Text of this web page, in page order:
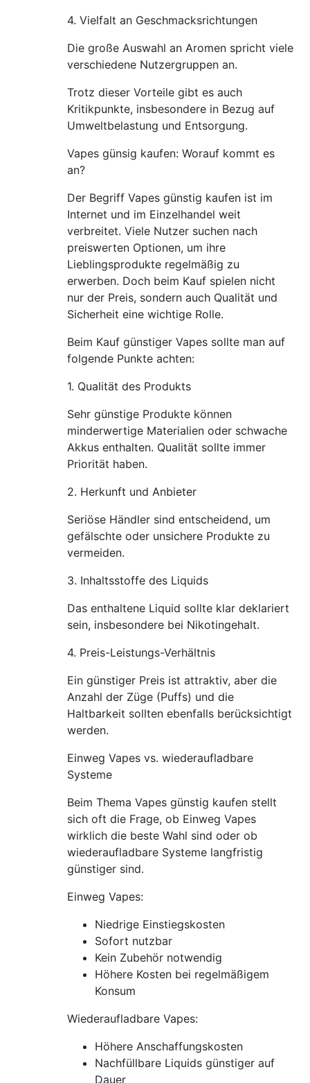
4. Vielfalt an Geschmacksrichtungen
Die große Auswahl an Aromen spricht viele
verschiedene Nutzergruppen an.
Trotz dieser Vorteile gibt es auch
Kritikpunkte, insbesondere in Bezug auf
Umweltbelastung und Entsorgung.
Vapes günsig kaufen: Worauf kommt es
an?
Der Begriff Vapes günstig kaufen ist im
Internet und im Einzelhandel weit
verbreitet. Viele Nutzer suchen nach
preiswerten Optionen, um ihre
Lieblingsprodukte regelmäßig zu
erwerben. Doch beim Kauf spielen nicht
nur der Preis, sondern auch Qualität und
Sicherheit eine wichtige Rolle.
Beim Kauf günstiger Vapes sollte man auf
folgende Punkte achten:
1. Qualität des Produkts
Sehr günstige Produkte können
minderwertige Materialien oder schwache
Akkus enthalten. Qualität sollte immer
Priorität haben.
2. Herkunft und Anbieter
Seriöse Händler sind entscheidend, um
gefälschte oder unsichere Produkte zu
vermeiden.
3. Inhaltsstoffe des Liquids
Das enthaltene Liquid sollte klar deklariert
sein, insbesondere bei Nikotingehalt.
4. Preis-Leistungs-Verhältnis
Ein günstiger Preis ist attraktiv, aber die
Anzahl der Züge (Puffs) und die
Haltbarkeit sollten ebenfalls berücksichtigt
werden.
Einweg Vapes vs. wiederaufladbare
Systeme
Beim Thema Vapes günstig kaufen stellt
sich oft die Frage, ob Einweg Vapes
wirklich die beste Wahl sind oder ob
wiederaufladbare Systeme langfristig
günstiger sind.
Einweg Vapes:
Niedrige Einstiegskosten
Sofort nutzbar
Kein Zubehör notwendig
Höhere Kosten bei regelmäßigem
Konsum
Wiederaufladbare Vapes:
Höhere Anschaffungskosten
Nachfüllbare Liquids günstiger auf
Dauer